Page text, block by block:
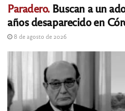
Paradero. Buscan a un
años desaparecido en
8 de agosto de 2026